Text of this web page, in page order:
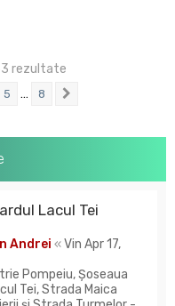
rezultate
5 … 8
Lacul Tei
Andrei «Vin Apr 17,
Pompeiu, Șoseaua
Tei, Strada Maica